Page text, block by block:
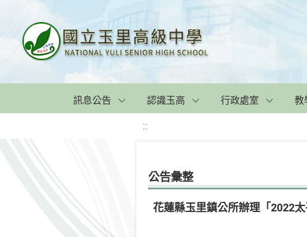
訊息公告 認識玉高 行政處室 教
:::
公告彙整
花蓮縣玉里鎮公所辦理「2022